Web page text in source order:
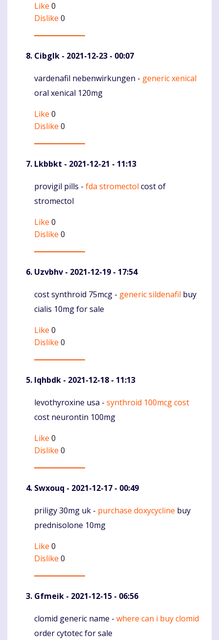
Like 0
Dislike 0
Cibglk - 2021-12-23 - 00:07
Komentaras
vardenafil nebenwirkungen - generic xenical
oral xenical 120mg
Like 0
Dislike 0
Lkbbkt - 2021-12-21 - 11:13
Komentaras
provigil pills - fda stromectol cost of
stromectol
Like 0
Dislike 0
Uzvbhv - 2021-12-19 - 17:54
Komentaras
cost synthroid 75mcg - generic sildenafil buy
cialis 10mg for sale
Like 0
Dislike 0
Iqhbdk - 2021-12-18 - 11:13
Komentaras
levothyroxine usa - synthroid 100mcg cost
cost neurontin 100mg
Like 0
Dislike 0
Swxouq - 2021-12-17 - 00:49
Komentaras
priligy 30mg uk - purchase doxycycline buy
prednisolone 10mg
Like 0
Dislike 0
Gfmeik - 2021-12-15 - 06:56
Komentaras
clomid generic name - where can i buy clomid
order cytotec for sale